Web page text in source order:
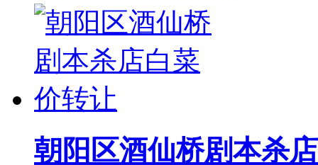
朝阳区酒仙桥剧本杀